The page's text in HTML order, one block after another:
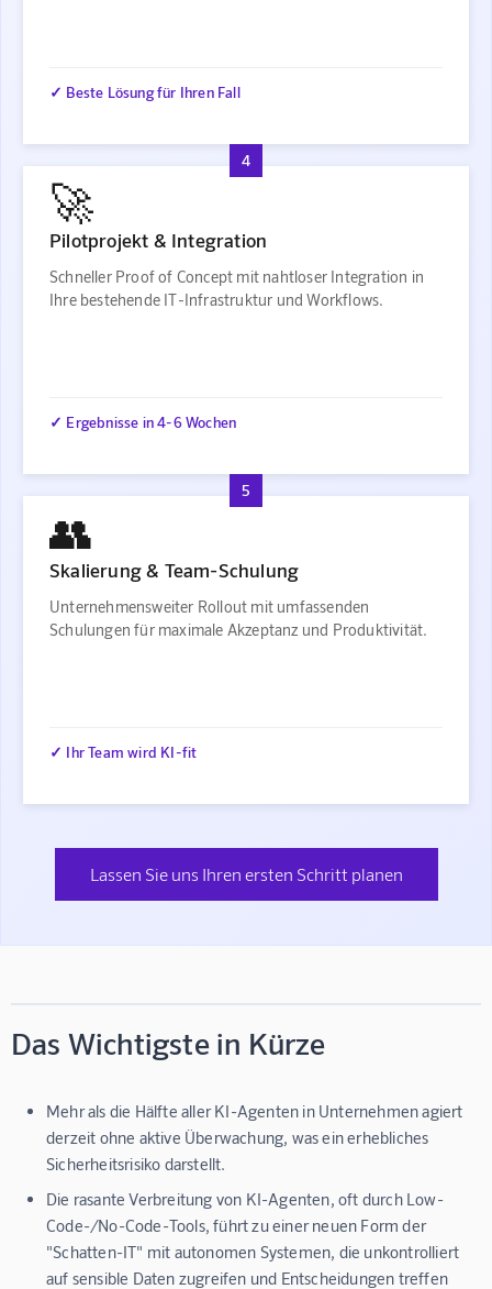
✓ Beste Lösung für Ihren Fall
4
🚀
Pilotprojekt & Integration
Schneller Proof of Concept mit nahtloser Integration in
Ihre bestehende IT-Infrastruktur und Workflows.
✓ Ergebnisse in 4-6 Wochen
5
👥
Skalierung & Team-Schulung
Unternehmensweiter Rollout mit umfassenden
Schulungen für maximale Akzeptanz und Produktivität.
✓ Ihr Team wird KI-fit
Lassen Sie uns Ihren ersten Schritt planen
Das Wichtigste in Kürze
Mehr als die Hälfte aller KI-Agenten in Unternehmen agiert
derzeit ohne aktive Überwachung, was ein erhebliches
Sicherheitsrisiko darstellt.
Die rasante Verbreitung von KI-Agenten, oft durch Low-
Code-/No-Code-Tools, führt zu einer neuen Form der
"Schatten-IT" mit autonomen Systemen, die unkontrolliert
auf sensible Daten zugreifen und Entscheidungen treffen